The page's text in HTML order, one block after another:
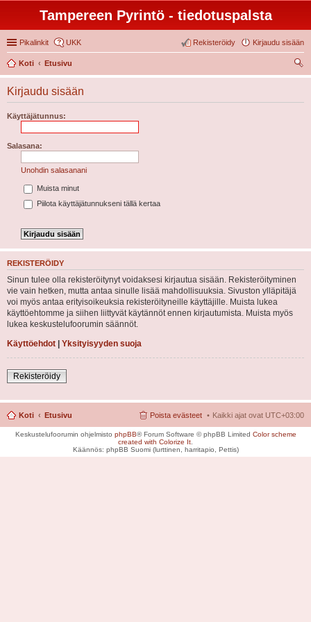
Tampereen Pyrintö - tiedotuspalsta
Pikalinkit UKK Kirjaudu sisään
Rekisteröidy
Koti
Etusivu
tsi
Kirjaudu sisään
Käyttäjätunnus:
Salasana:
Unohdin salasanani
Muista minut
Piilota käyttäjätunnukseni tällä kertaa
REKISTERÖIDY
Sinun tulee olla rekisteröitynyt voidaksesi kirjautua sisään. Rekisteröityminen
vie vain hetken, mutta antaa sinulle lisää mahdollisuuksia. Sivuston ylläpitäjä
voi myös antaa erityisoikeuksia rekisteröityneille käyttäjille. Muista lukea
käyttöehtomme ja siihen liittyvät käytännöt ennen kirjautumista. Muista myös
lukea keskustelufoorumin säännöt.
Käyttöehdot | Yksityisyyden suoja
Rekisteröidy
Koti Etusivu Kaikki ajat ovat UTC+03:00
Poista evästeet
Keskustelufoorumin ohjelmisto phpBB® Forum Software © phpBB Limited Color scheme
created with Colorize It
Käännös: phpBB Suomi (lurttinen, harritapio, Pettis)